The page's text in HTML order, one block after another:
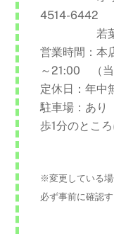
4514-6442
若葉町
営業時間：
～21:00 （当
定休日：年中
駐車場：あ
歩1分のとこ
※変更している場
必ず事前に確認